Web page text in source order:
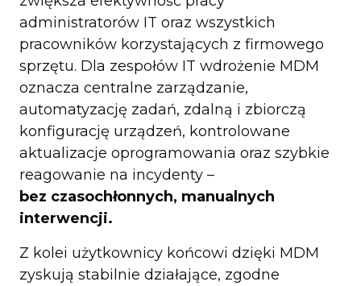
administratorów IT oraz wszystkich
pracowników korzystających z firmowego
sprzętu. Dla zespołów IT wdrożenie MDM
oznacza centralne zarządzanie,
automatyzację zadań, zdalną i zbiorczą
konfigurację urządzeń, kontrolowane
aktualizacje oprogramowania oraz szybkie
reagowanie na incydenty –
bez czasochłonnych, manualnych
interwencji.
Z kolei użytkownicy końcowi dzięki MDM
zyskują stabilnie działające, zgodne